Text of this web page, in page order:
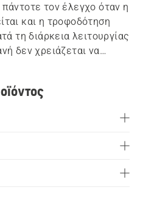
τον έλεγχο όταν η
και η τροφοδότηση
τη διάρκεια λειτουργίας
δεν χρειάζεται να